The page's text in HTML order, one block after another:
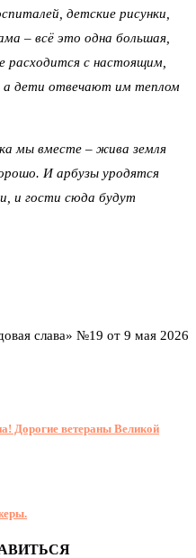
детские рисунки,
– всё это одна большая,
расходится с настоящим,
а дети отвечают им теплом
мы вместе – жива земля
И арбузы уродятся
и гости сюда будут
слава» №19 от 9 мая 2026
Дорогие ветераны Великой